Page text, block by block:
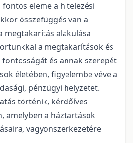
eleme a hitelezési
összefüggés van a
megtakarítás alakulása
a megtakarítások és
és annak szerepét
életében, figyelembe véve a
pénzügyi helyzetet.
történik, kérdőíves
amelyben a háztartások
vagyonszerkezetére